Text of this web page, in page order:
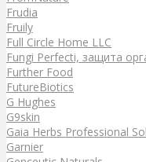
Frudia
Fruily
Full Circle Home LLC
Fungi Perfecti, защита
Further Food
FutureBiotics
G Hughes
G9skin
Gaia Herbs Professional
Garnier